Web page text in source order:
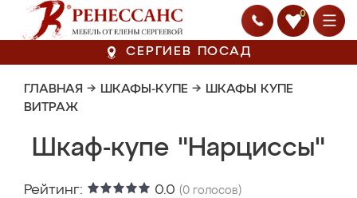
0
СЕРГИЕВ ПОСАД
ГЛАВНАЯ → ШКАФЫ-КУПЕ → ШКАФЫ КУПЕ
ВИТРАЖ
Шкаф-купе "Нарциссы"
Рейтинг: 0.0 (0 голосов)